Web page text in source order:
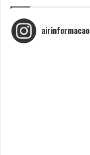
airinformacao